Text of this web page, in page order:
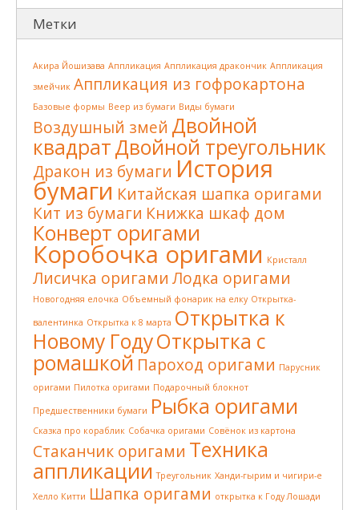
Метки
Акира Йошизава Аппликация Аппликация дракончик Аппликация
змейчик Аппликация из гофрокартона
Базовые формы Веер из бумаги Виды бумаги
Воздушный змей Двойной
квадратДвойной треугольник
Дракон из бумаги История
бумаги Китайская шапка оригами
Кит из бумаги Книжка шкаф дом
Конверт оригами
Коробочка оригами Кристалл
Лисичка оригами Лодка оригами
Новогодняя елочка Объемный фонарик на елку Открытка-
валентинка Открытка к 8 марта Открытка к
Новому ГодуОткрытка с
ромашкой Пароход оригами Парусник
оригами Пилотка оригами Подарочный блокнот
Предшественники бумаги Рыбка оригами
Сказка про кораблик Собачка оригами Совёнок из картона
Стаканчик оригами Техника
аппликации Треугольник Ханди-гырим и чигири-е
Хелло Китти Шапка оригами открытка к Году Лошади